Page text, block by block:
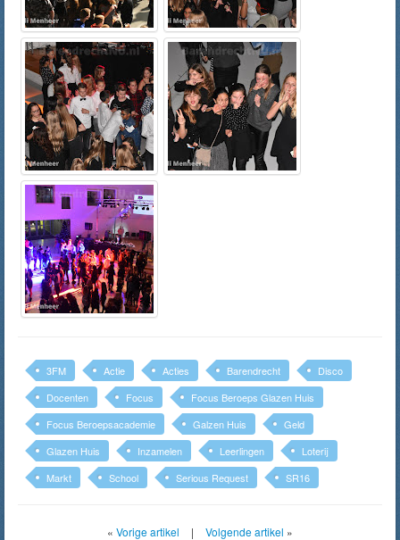
3FM Actie Acties Barendrecht
Disco
Docenten
Focus
Focus Beroeps Glazen Huis
Focus Beroepsacademie
Galzen Huis
Geld
Glazen Huis
Inzamelen Leerlingen
Loterij
Markt
School Serious Request SR16
« Vorige artikel | Volgende artikel »